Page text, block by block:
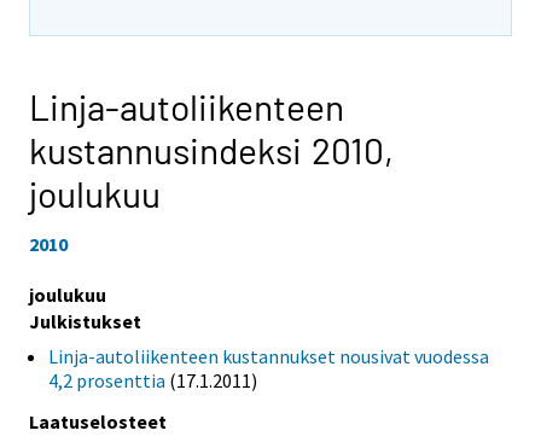
Linja-autoliikenteen
kustannusindeksi 2010,
joulukuu
2010
joulukuu
Julkistukset
Linja-autoliikenteen kustannukset nousivat vuodessa
4,2 prosenttia (17.1.2011)
Laatuselosteet